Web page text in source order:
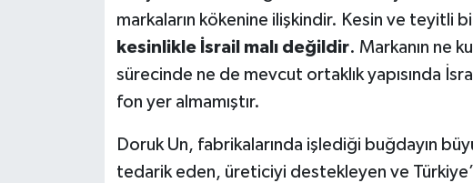
markaların kökenine ilişkindir. Kesin ve teyitli
kesinlikle İsrail malı değildir. Markanın ne
sürecinde ne de mevcut ortaklık yapısında
fon yer almamıştır.
Doruk Un, fabrikalarında işlediği buğdayın
tedarik eden, üreticiyi destekleyen ve